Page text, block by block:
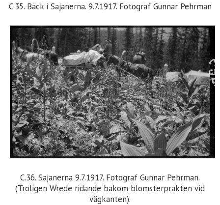
C.35. Bäck i Sajanerna. 9.7.1917. Fotograf Gunnar Pehrman
C.36. Sajanerna 9.7.1917. Fotograf Gunnar Pehrman.
(Troligen Wrede ridande bakom blomsterprakten vid
vägkanten).